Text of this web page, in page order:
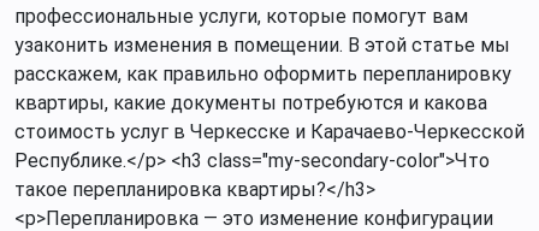
профессиональные услуги, которые помогут вам
узаконить изменения в помещении. В этой статье мы
расскажем, как правильно оформить перепланировку
квартиры, какие документы потребуются и какова
стоимость услуг в Черкесске и Карачаево-Черкесской
Республике.</p> <h3 class="my-secondary-color">Что
такое перепланировка квартиры?</h3>
<p>Перепланировка — это изменение конфигурации